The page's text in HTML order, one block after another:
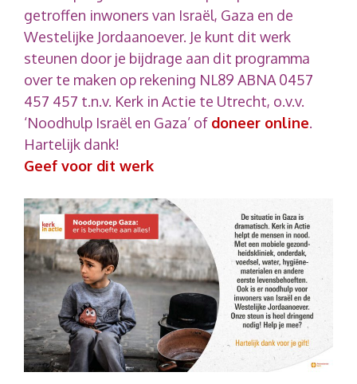
getroffen inwoners van Israël, Gaza en de
Westelijke Jordaanoever. Je kunt dit werk
steunen door je bijdrage aan dit programma
over te maken op rekening NL89 ABNA 0457
457 457 t.n.v. Kerk in Actie te Utrecht, o.v.v.
‘Noodhulp Israël en Gaza’ of doneer online.
Hartelijk dank!
Geef voor dit werk